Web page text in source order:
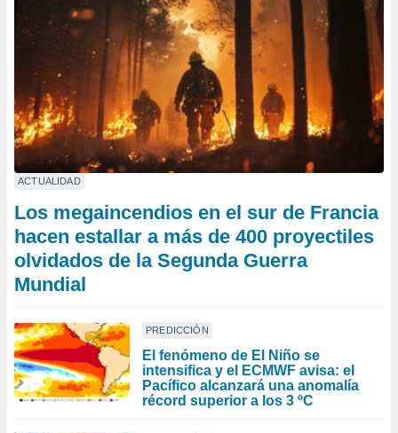
ACTUALIDAD
Los megaincendios en el sur de Francia
hacen estallar a más de 400 proyectiles
olvidados de la Segunda Guerra
Mundial
PREDICCIÓN
El fenómeno de El Niño se
intensifica y el ECMWF avisa: el
Pacífico alcanzará una anomalía
récord superior a los 3 ºC